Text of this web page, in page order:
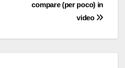
compare (per poco) in
video